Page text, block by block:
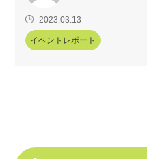
2023.03.13
イベントレポート